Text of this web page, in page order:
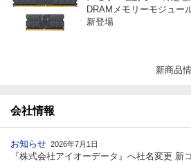
DRAMメモリーモジュー
新登場
新商品
会社情報
お知らせ 2026年7月1日
『株式会社アイオーデータ』へ社名変更 新